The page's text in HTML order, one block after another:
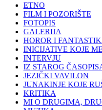
ETNO
FILM I POZORIŠTE
FOTOPIS
GALERIJA
HOROR I
INICIJATIVE KOJE
INTERVJU
IZ STAROG
JEZIČKI VAVILON
JUNAKINJE KOJE
KRITIKA
MI O DRUGIMA,